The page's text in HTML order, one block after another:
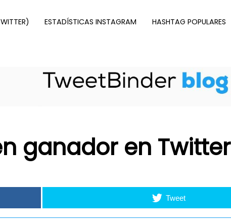
ESTADÍSTICAS INSTAGRAM HASHTAG POPULARES
ganador en Twitter
Tweet